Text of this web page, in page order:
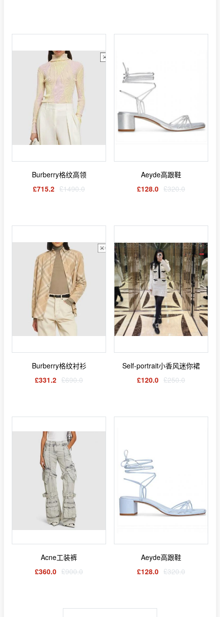
Burberry格纹高领
£715.2 £1490.0
Aeyde高跟鞋
£128.0 £320.0
Burberry格纹衬衫
£331.2 £690.0
Self-portrait小香风迷你裙
£120.0 £250.0
Acne工装裤
£360.0 £900.0
Aeyde高跟鞋
£128.0 £320.0